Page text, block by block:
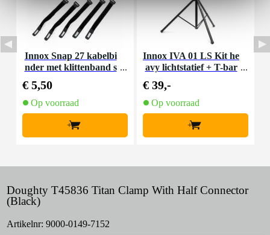
Innox Snap 27 kabelbi
nder met klittenband s
€ 5,50
Op voorraad
+
Innox IVA 01 LS Kit he
avy lichtstatief + T-bar
€ 39,-
Op voorraad
+
Doughty T45836 Titan Clamp With Half Connector
(Black)
Artikelnr: 9000-0149-7152